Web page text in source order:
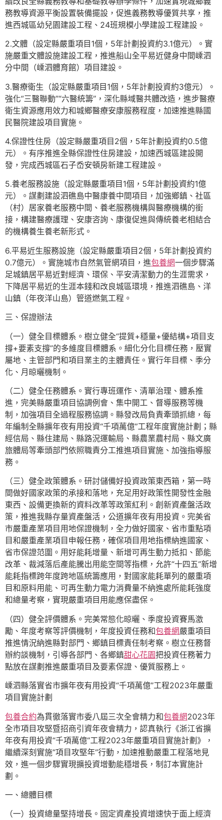
務教導資源平衡設置裝備擺設，促進義務教導優質共享，推
進西城區幼兒園建設工程、24班規模小學建設工程建設。
2.文體（設定縣嚴重項目1個，5年計劃投資約3.1億元）。實
施嚴重文體設施建設工程，推進船山全平易近健身中間嵊泗
分中間（嵊泗體育館）項目建設。
3.醫療衛生（設定縣嚴重項目1個，5年計劃投資約3億元）。
強化“三醫聯動”“六醫統籌”，深化縣域醫共體改造，進步醫療
衛生資源應用效力和城鄉醫療安康服務程度，加速推進縣國
民醫院建設項目實施。
4.保證性住房（設定縣嚴重項目2個，5年計劃投資約0.5億
元）。有序推進全縣保證性住房建設，加速西城區建設開
發，完成西城區石子岙安頓房新建工程建設。
5.養老服務設施（設定縣嚴重項目1個，5年計劃投資約1億
元）。謀劃建設泗礁島中醫康養中間項目，加強鄉鎮、社區
（村）居家養老服務中間、養老服務機構與醫療機構的銜
接，構建醫療護理、安康咨詢、康復促進與傳統養老相結合
的機構養生養老新形式。
6.平易近生服務設施（設定縣嚴重項目2個，5年計劃投資約
0.7億元）。實施城市自然氣管網項目，進包養網一個步驟滿
足城鎮居平易近對經濟、環保、平安清潔動力的生涯需求，
下降居平易近的生涯本錢和改良城區環境，推進泗礁島、洋
山鎮（年夜洋山島）管道燃氣工程。
三、保證辦法
（一）健全目標體系。樹立健全“提質+穩量+優結構+項目支
撐+要素支撐”的多維度目標體系。細化分化目標任務，壓實
屬地、主管部門和項目業主的主體責任。實行年目標、季分
化、月晾曬機制。
（二）健全任務體系。實行專班運作、清單治理、體系推
進，完美縣嚴重項目協調例會、集中開工、督導服務等機
制，加強項目全過程服務協調。縣發改局負責牽頭抓總，每
年編制全縣擴年夜有用投資“千項萬億”工程年度實施計劃；縣
經信局、縣住建局、縣路況運輸局、縣農業農村局、縣文廣
旅體局等牽頭部門依照職責分工推進項目實施、加強指導服
務。
（三）健全政策體系。研討儲備好投資政策東西箱，第一時
間做好國家政策的承接和落地，充足用好政策性開發性金融
東西、設備更換新的資料改革等政策紅利。創新資產盤活政
策，推進我縣存量資產盤活，公道擴年夜有用投資。完美省
市嚴重產業項目用地保證機制，全力做好國家、省市重點項
目和嚴重產業項目申報任務，確保項目用地指標納進國家、
省市保證范圍。用好能耗增量、新增可再生動力抵扣、節能
改革、裁減落后產能騰出用能空間等指標，允許“十四五”新增
能耗指標跨年度跨地區統籌應用，對國家能耗單列的嚴重項
目和原料用能、可再生動力電力消費量不納進處所能耗強度
和總量考察，實現嚴重項目用能應保盡保。
（四）健全評價體系。完美常態化晾曬、季度投資賽馬激
勵、年度考察等評價機制，年度投資任務和包養網嚴重項目
推進情況納進縣對部門、鄉鎮目標責任制考察。樹立任務督
辦約談機制，引導各部門、各鄉鎮甜心花園把投資任務著力
點放在謀劃推進嚴重項目及要素保證、優質服務上。
嵊泗縣落實省市擴年夜有用投資“千項萬億”工程2023年嚴重
項目實施計劃
包養合約為貫徹落實市委八屆三次全會精力和包養網2023年
全市項目攻堅暨招商引資年夜會精力，認真執行《浙江省擴
年夜有用投資“千項萬億”工程2023年嚴重項目實施計劃》，
繼續深刻實施“項目攻堅年”行動，加速推動嚴重工程落地見
效，進一個步驟實現擴投資增動能穩增長，制訂本實施計
劃。
一、總體目標
（一）投資總量堅持增長。固定資產投資增速快于面上經濟